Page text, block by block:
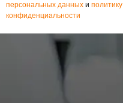
персональных данныхи политику
конфиденциальности